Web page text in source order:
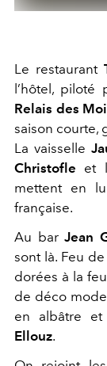
Le restaurant
l’hôtel, piloté
Relais des
saison courte,
La vaisselle
Christofle et
mettent en
française.
Au barJean
sont là. Feu
dorées à la
de déco
en albâtre
Ellouz.